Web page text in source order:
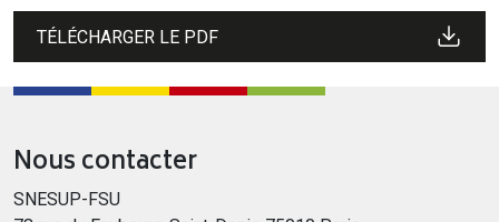
TÉLÉCHARGER LE PDF
Nous contacter
SNESUP-FSU